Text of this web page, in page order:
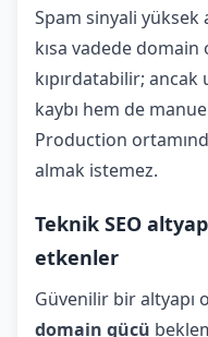
Spam sinyali
kısa vadede
kıpırdatabilir; ancak
kaybı hem de
Production
almak istemez.
Teknik SEO
etkenler
Güvenilir bir
domain gücü